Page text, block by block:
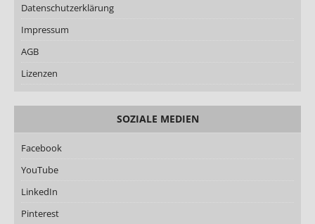
Datenschutzerklärung
Impressum
AGB
Lizenzen
SOZIALE MEDIEN
Facebook
YouTube
LinkedIn
Pinterest